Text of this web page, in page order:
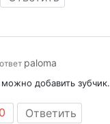
paloma
добавить зубчик.
0 Ответить